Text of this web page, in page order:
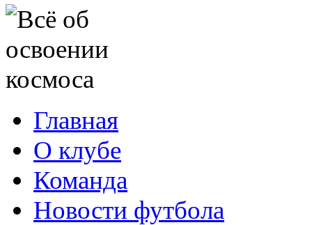
Главная
О клубе
Команда
Новости футбола